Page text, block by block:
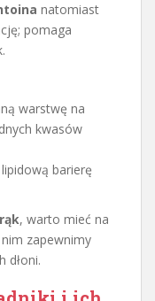
natomiast
pomaga
warstwę na
kwasów
barierę
, warto mieć na
zapewnimy
dłoni.